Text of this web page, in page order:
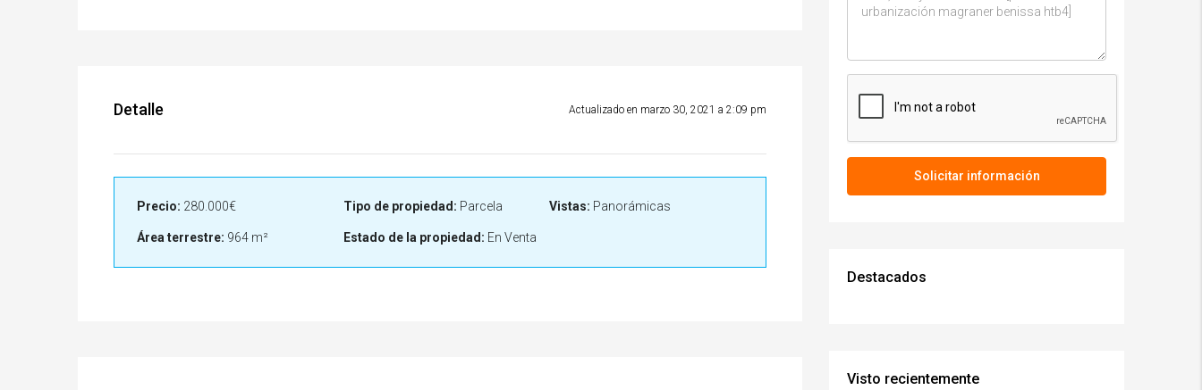
Detalle Actualizado en marzo 30, 2021 a 2:09 pm
Precio: 280.000€
Área terrestre: 964 m²
Tipo de propiedad: Parcela
Estado de la propiedad: En Venta
Vistas: Panorámicas
Solicitar información
Destacados
Visto recientemente